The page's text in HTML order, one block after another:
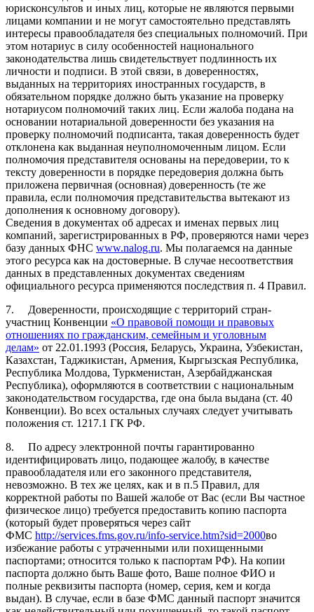
юрисконсультов и иных лиц, которые не являются первыми
лицами компании и не могут самостоятельно представлять
интересы правообладателя без специальных полномочий. При
этом нотариус в силу особенностей национального
законодательства лишь свидетельствует подлинность их
личности и подписи. В этой связи, в доверенностях,
выданных на территориях иностранных государств, в
обязательном порядке должно быть указание на проверку
нотариусом полномочий таких лиц. Если жалоба подана на
основании нотариальной доверенности без указания на
проверку полномочий подписанта, такая доверенность будет
отклонена как выданная неуполномоченным лицом. Если
полномочия представителя основаны на передоверии, то к
тексту доверенности в порядке передоверия должна быть
приложена первичная (основная) доверенность (те же
правила, если полномочия представительства вытекают из
дополнения к основному договору).
Сведения в документах об адресах и именах первых лиц
компаний, зарегистрированных в РФ, проверяются нами через
базу данных ФНС www.nalog.ru. Мы полагаемся на данные
этого ресурса как на достоверные. В случае несоответствия
данных в представленных документах сведениям
официального ресурса применяются последствия п. 4 Правил.
7. Доверенности, происходящие с территорий стран-
участниц Конвенции «О правовой помощи и правовых
отношениях по гражданским, семейным и уголовным
делам» от 22.01.1993 (Россия, Беларусь, Украина, Узбекистан,
Казахстан, Таджикистан, Армения, Кыргызская Республика,
Республика Молдова, Туркменистан, Азербайджанская
Республика), оформляются в соответствии с национальным
законодательством государства, где она была выдана (ст. 40
Конвенции). Во всех остальных случаях следует учитывать
положения ст. 1217.1 ГК РФ.
8. По адресу электронной почты гарантированно
идентифицировать лицо, подающее жалобу, в качестве
правообладателя или его законного представителя,
невозможно. В тех же целях, как и в п.5 Правил, для
корректной работы по Вашей жалобе от Вас (если Вы частное
физическое лицо) требуется предоставить копию паспорта
(который будет проверяться через сайт
ФМС http://services.fms.gov.ru/info-service.htm?sid=2000во
избежание работы с утраченными или похищенными
паспортами; относится только к паспортам РФ). На копии
паспорта должно быть Ваше фото, Ваше полное ФИО и
полные реквизиты паспорта (номер, серия, кем и когда
выдан). В случае, если в базе ФМС данный паспорт значится